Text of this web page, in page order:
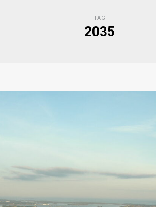
TAG
2035